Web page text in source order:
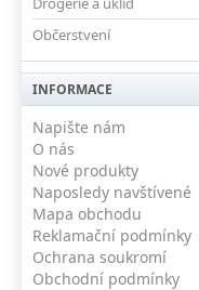
Občerstvení
INFORMACE
Napište nám
O nás
Nové produkty
Naposledy navštívené
Mapa obchodu
Reklamační podmínky
Ochrana soukromí
Obchodní podmínky